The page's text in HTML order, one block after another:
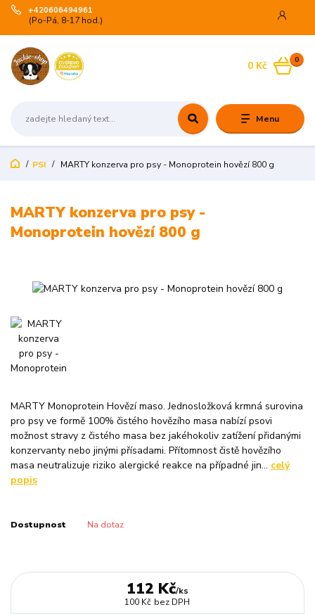
Menu
+420606494961
(Po-Pá, 8-17 hod.)
0
0 Kč
PSI MARTY konzerva pro psy - Monoprotein hovězí 800 g
MARTY konzerva pro psy -
Monoprotein hovězí 800 g
MARTY Monoprotein Hovězí maso. Jednosložková krmná surovina
pro psy ve formě 100% čistého hovězího masa nabízí psovi
možnost stravy z čistého masa bez jakéhokoliv zatížení přidanými
konzervanty nebo jinými přísadami. Přítomnost čistě hovězího
masa neutralizuje riziko alergické reakce na případné jin... celý
popis
Dostupnost Na dotaz
112 Kč/ks
100 Kč bez DPH